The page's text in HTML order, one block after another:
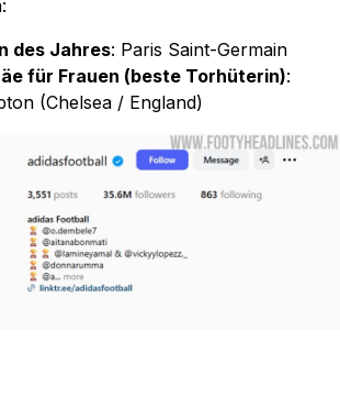
des Jahres: Paris Saint-Germain
für Frauen (beste Torhüterin):
(Chelsea / England)